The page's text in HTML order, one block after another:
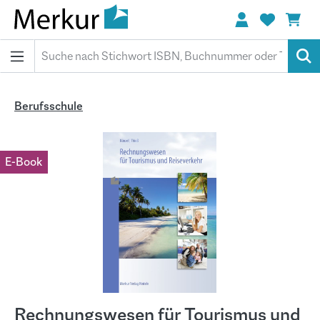
springen
Berufsschule
E-Book
Bildergalerie überspringen
Rechnungswesen für Tourismus und